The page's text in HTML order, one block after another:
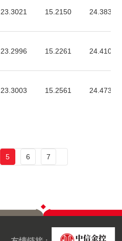
23.3021 15.2150 24.3830
23.2996 15.2261 24.4106
23.3003 15.2561 24.4732
5 6 7